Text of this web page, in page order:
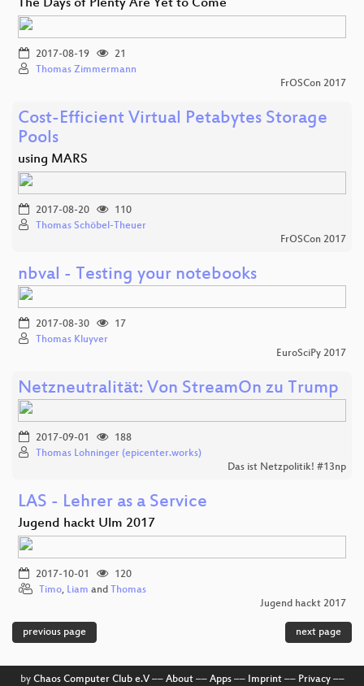
The Days of Plenty Are Yet to Come
2017-08-19
21
Thomas Zimmermann
FrOSCon 2017
Cost-Efficient Virtual Petabytes Storage
Pools
using MARS
2017-08-20
110
Thomas Schöbel-Theuer
FrOSCon 2017
nbval - Testing your notebooks
2017-08-30
17
Thomas Kluyver
EuroSciPy 2017
Netzneutralität: Von StreamOn zu Trump
2017-09-01
188
Thomas Lohninger (epicenter.works)
Das ist Netzpolitik! #13np
LAS - Lehrer as a Service
Jugend hackt Ulm 2017
2017-10-01
120
Timo, Liam and Thomas
Jugend hackt 2017
previous page next page
by Chaos Computer Club e.V–– About–– Apps–– Imprint–– Privacy––